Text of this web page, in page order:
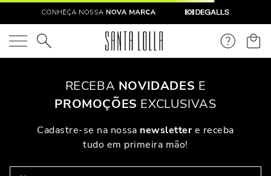
O que você está procurando?
OOPS!
Não Encontramos Nenhum Resultado Para "sapatilha-
borracha-flocada-navy-9242"
O Que Eu Faço?
Verifique Os Termos Utilizados